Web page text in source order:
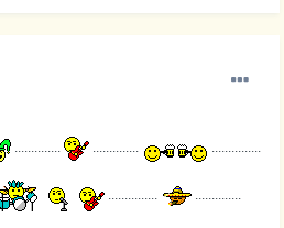
.............. .............. ...............
............... ..............